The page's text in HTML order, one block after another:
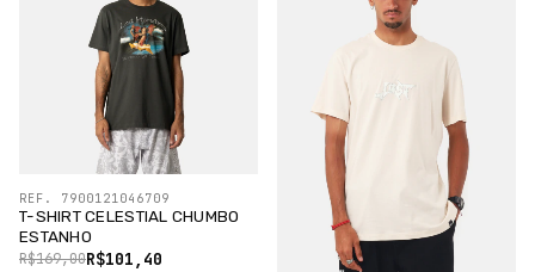
T-SHIRT CELESTIAL CHUMBO
ESTANHO
R$101,40
R$169,00
REF. 7900121046709